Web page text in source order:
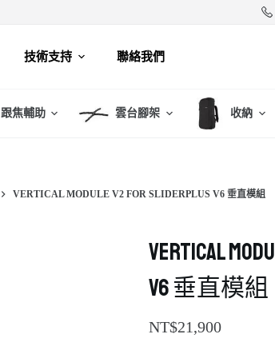
技術支持 聯絡我們
跟焦輔助 雲台腳架 收納
VERTICAL MODULE V2 FOR SLIDERPLUS V6 垂直模組
Vertical
v6 垂直模組
NT$21,900